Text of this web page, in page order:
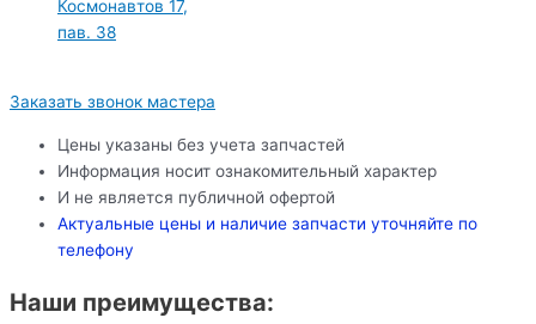
Космонавтов 17,
пав. 38
Заказать звонок мастера
Цены указаны без учета запчастей
Информация носит ознакомительный характер
И не является публичной офертой
Актуальные цены и наличие запчасти уточняйте по
телефону
Наши преимущества: